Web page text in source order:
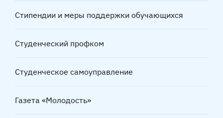
Стипендии и меры поддержки обучающихся
Студенческий профком
Студенческое самоуправление
Газета «Молодость»